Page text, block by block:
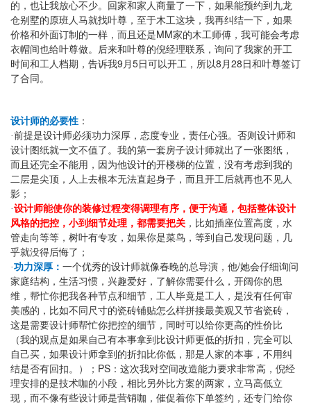
的，也让我放心不少。回家和家人商量了一下，如果能预约到九龙
仓别墅的原班人马就找叶尊，至于木工这块，我再纠结一下，如果
价格和外面订制的一样，而且还是MM家的木工师傅，我可能会考虑
衣帽间也给叶尊做。后来和叶尊的倪经理联系，询问了我家的开工
时间和工人档期，告诉我9 月 5 日可以开工，所以8 月 28 日和叶尊签订
了合同。
设计师的必要性 ：
·前提是设计师必须功力深厚，态度专业，责任心强。否则设计师和
设计图纸就一文不值了。我的第一套房子设计师就出了一张图纸，
而且还完全不能用，因为他设计的开楼梯的位置，没有考虑到我的
二层是尖顶，人上去根本无法直起身子，而且开工后就再也不见人
影；
·设计师能使你的装修过程变得调理有序，便于沟通，包括整体设计
风格的把控，小到细节处理，都需要把关 ，比如插座位置高度，水
管走向等等，树叶有专攻，如果你是菜鸟，等到自己发现问题，几
乎就没得后悔了；
·功力深厚： 一个优秀的设计师就像春晚的总导演，他/她会仔细询问
家庭结构，生活习惯，兴趣爱好，了解你需要什么，开阔你的思
维，帮忙你把我各种节点和细节，工人毕竟是工人，是没有任何审
美感的，比如不同尺寸的瓷砖铺贴怎么样拼接最美观又节省瓷砖，
这是需要设计师帮忙你把控的细节，同时可以给你更高的性价比
（我的观点是如果自己有本事拿到比设计师更低的折扣，完全可以
自己买，如果设计师拿到的折扣比你低，那是人家的本事，不用纠
结是否有回扣。）； PS ：这次我对空间改造能力要求非常高，倪经
理安排的是技术咖的小段 ，相比另外比方案的两家，立马高低立
现，而不像有些设计师是营销咖，催促着你下单签约，还专门给你